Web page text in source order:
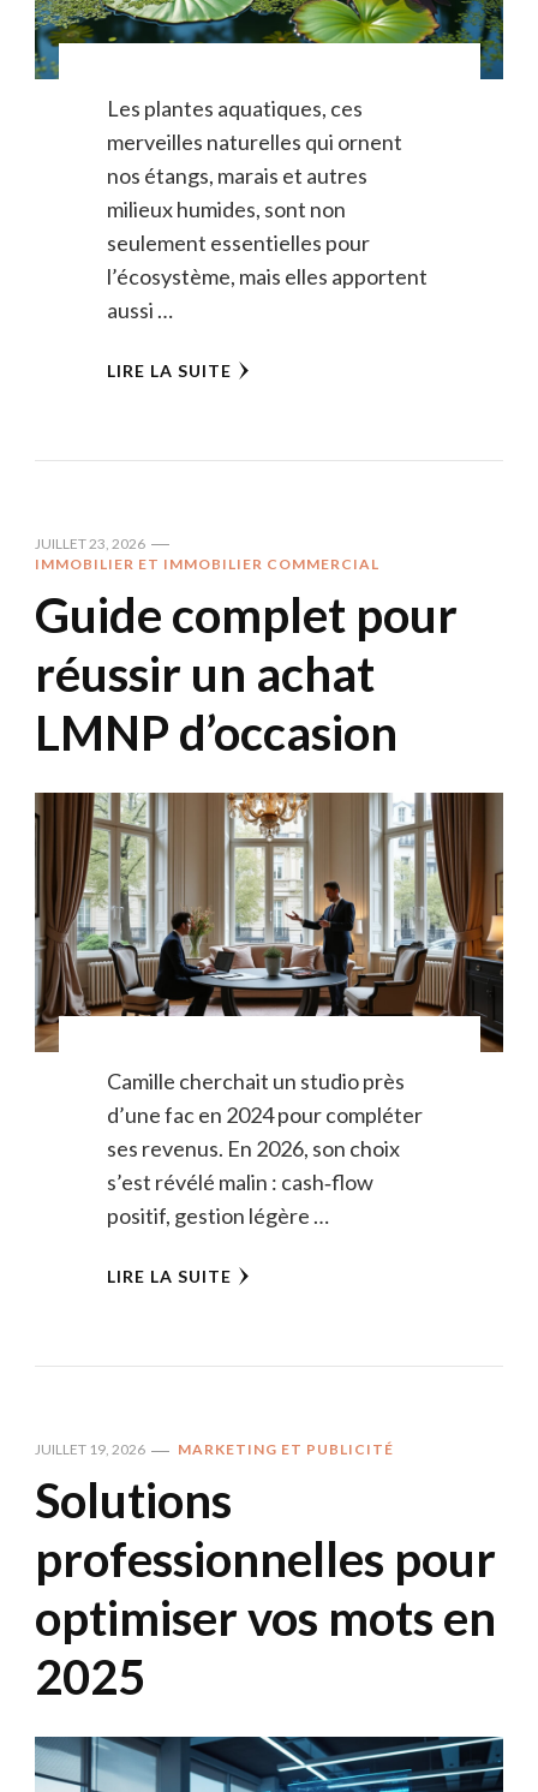
Les plantes aquatiques, ces
merveilles naturelles qui ornent
nos étangs, marais et autres
milieux humides, sont non
seulement essentielles pour
l’écosystème, mais elles apportent
aussi …
LIRE LA SUITE
JUILLET 23, 2026
IMMOBILIER ET IMMOBILIER COMMERCIAL
Guide complet pour
réussir un achat
LMNP d’occasion
Camille cherchait un studio près
d’une fac en 2024 pour compléter
ses revenus. En 2026, son choix
s’est révélé malin : cash‑flow
positif, gestion légère …
LIRE LA SUITE
JUILLET 19, 2026 MARKETING ET PUBLICITÉ
Solutions
professionnelles pour
optimiser vos mots en
2025